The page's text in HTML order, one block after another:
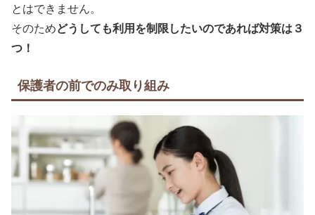
とはできません。
そのためどうしても利用を制限したいのであれば対策は３
つ！
保護者の前でのみ取り組み